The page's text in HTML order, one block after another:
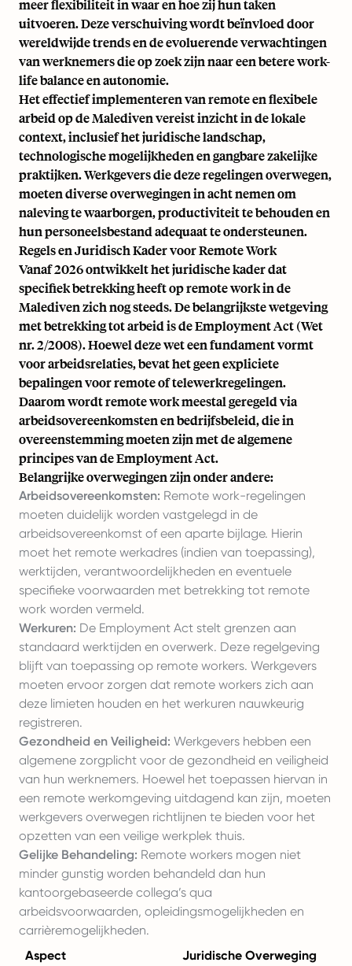
meer flexibiliteit in waar en hoe zij hun taken
uitvoeren. Deze verschuiving wordt beïnvloed door
wereldwijde trends en de evoluerende verwachtingen
van werknemers die op zoek zijn naar een betere work-
life balance en autonomie.
Het effectief implementeren van remote en flexibele
arbeid op de Malediven vereist inzicht in de lokale
context, inclusief het juridische landschap,
technologische mogelijkheden en gangbare zakelijke
praktijken. Werkgevers die deze regelingen overwegen,
moeten diverse overwegingen in acht nemen om
naleving te waarborgen, productiviteit te behouden en
hun personeelsbestand adequaat te ondersteunen.
Regels en Juridisch Kader voor Remote Work
Vanaf 2026 ontwikkelt het juridische kader dat
specifiek betrekking heeft op remote work in de
Malediven zich nog steeds. De belangrijkste wetgeving
met betrekking tot arbeid is de Employment Act (Wet
nr. 2/2008). Hoewel deze wet een fundament vormt
voor arbeidsrelaties, bevat het geen expliciete
bepalingen voor remote of telewerkregelingen.
Daarom wordt remote work meestal geregeld via
arbeidsovereenkomsten en bedrijfsbeleid, die in
overeenstemming moeten zijn met de algemene
principes van de Employment Act.
Belangrijke overwegingen zijn onder andere:
Arbeidsovereenkomsten: Remote work-regelingen
moeten duidelijk worden vastgelegd in de
arbeidsovereenkomst of een aparte bijlage. Hierin
moet het remote werkadres (indien van toepassing),
werktijden, verantwoordelijkheden en eventuele
specifieke voorwaarden met betrekking tot remote
work worden vermeld.
Werkuren: De Employment Act stelt grenzen aan
standaard werktijden en overwerk. Deze regelgeving
blijft van toepassing op remote workers. Werkgevers
moeten ervoor zorgen dat remote workers zich aan
deze limieten houden en het werkuren nauwkeurig
registreren.
Gezondheid en Veiligheid: Werkgevers hebben een
algemene zorgplicht voor de gezondheid en veiligheid
van hun werknemers. Hoewel het toepassen hiervan in
een remote werkomgeving uitdagend kan zijn, moeten
werkgevers overwegen richtlijnen te bieden voor het
opzetten van een veilige werkplek thuis.
Gelijke Behandeling: Remote workers mogen niet
minder gunstig worden behandeld dan hun
kantoorgebaseerde collega’s qua
arbeidsvoorwaarden, opleidingsmogelijkheden en
carrièremogelijkheden.
Aspect
Juridische Overweging